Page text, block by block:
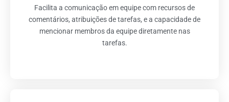
Facilita a comunicação em equipe com recursos de
comentários, atribuições de tarefas, e a capacidade de
mencionar membros da equipe diretamente nas
tarefas.
ferramentas de colaboração, se destaca ao criar um
ambiente propício para a troca de informações.